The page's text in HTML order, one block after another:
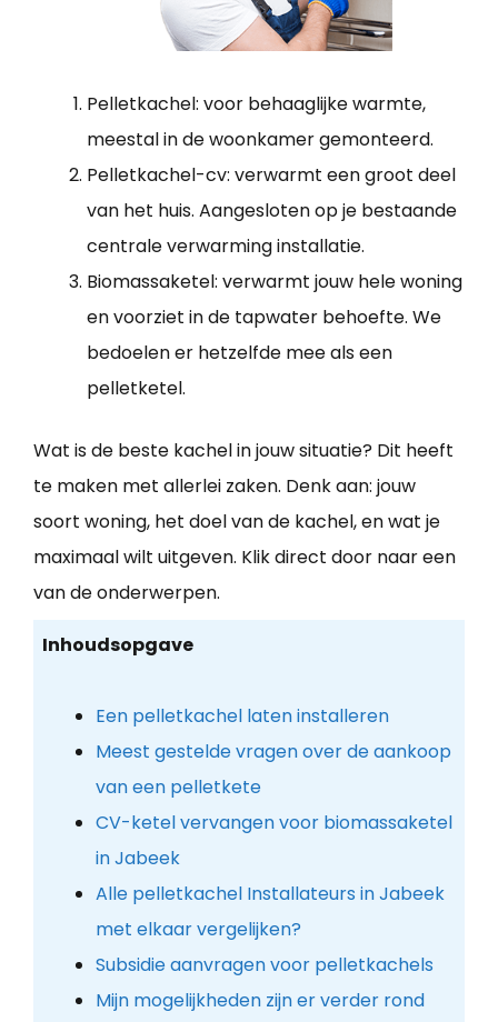
Pelletkachel: voor behaaglijke warmte,
meestal in de woonkamer gemonteerd.
Pelletkachel-cv: verwarmt een groot deel
van het huis. Aangesloten op je bestaande
centrale verwarming installatie.
Biomassaketel: verwarmt jouw hele woning
en voorziet in de tapwater behoefte. We
bedoelen er hetzelfde mee als een
pelletketel.
Wat is de beste kachel in jouw situatie? Dit heeft
te maken met allerlei zaken. Denk aan: jouw
soort woning, het doel van de kachel, en wat je
maximaal wilt uitgeven. Klik direct door naar een
van de onderwerpen.
Inhoudsopgave
Een pelletkachel laten installeren
Meest gestelde vragen over de aankoop
van een pelletkete
CV-ketel vervangen voor biomassaketel
in Jabeek
Alle pelletkachel Installateurs in Jabeek
met elkaar vergelijken?
Subsidie aanvragen voor pelletkachels
Mijn mogelijkheden zijn er verder rond